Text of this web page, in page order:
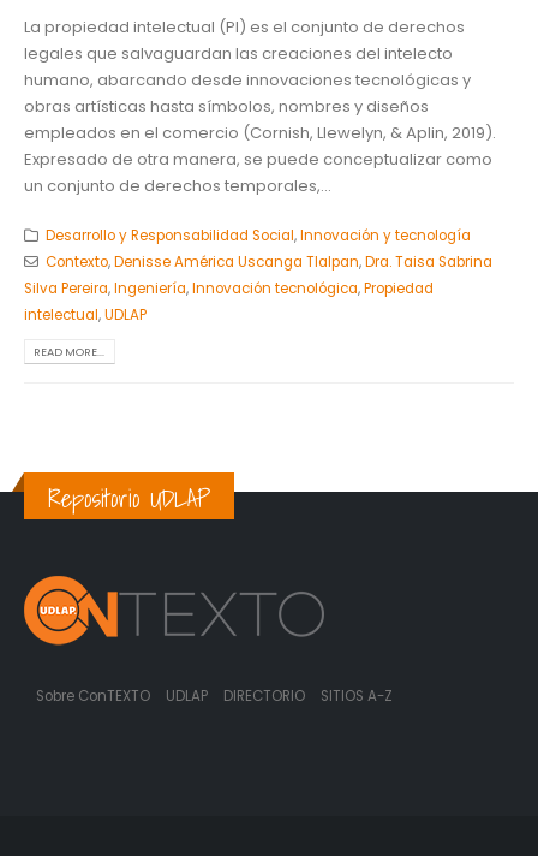
La propiedad intelectual (PI) es el conjunto de derechos
legales que salvaguardan las creaciones del intelecto
humano, abarcando desde innovaciones tecnológicas y
obras artísticas hasta símbolos, nombres y diseños
empleados en el comercio (Cornish, Llewelyn, & Aplin, 2019).
Expresado de otra manera, se puede conceptualizar como
un conjunto de derechos temporales,...
Desarrollo y Responsabilidad Social,Innovación y tecnología
Contexto,Denisse América Uscanga Tlalpan,Dra. Taisa Sabrina
Silva Pereira,Ingeniería,Innovación tecnológica,Propiedad
intelectual,UDLAP
READ MORE...
Repositorio UDLAP
Sobre ConTEXTO UDLAP DIRECTORIO SITIOS A-Z